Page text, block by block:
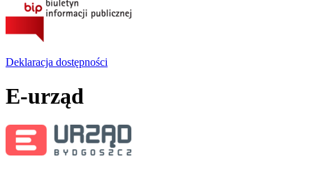
Deklaracja dostępności
E-urząd